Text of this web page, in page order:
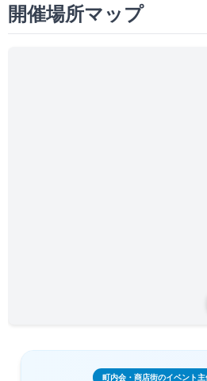
開催場所マップ
町内会・商店街のイベント